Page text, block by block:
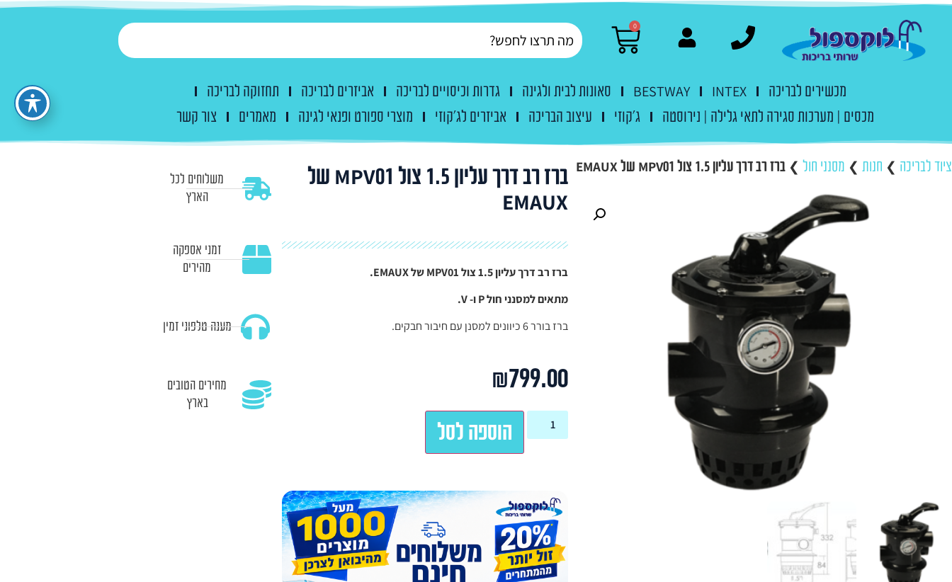
0
מכשירים לבריכה INTEX
BESTWAY סאונות לבית ולגינה גדרות וכיסויים לבריכה אביזרים לבריכה
תחזוקה לבריכה
מכסים | מערכות סגירה לתאי גלילה | נירוסטה
ג'קוזי עיצוב הבריכה אביזרים לג'קוזי מוצרי ספורט ופנאי לגינה מאמרים צור קשר
ציוד לבריכה ❯ חנות ❯ מסנני חול ❯ ברז רב דרך עליון 1.5 צול MPV01 של EMAUX
ברז רב דרך עליון 1.5 צול MPV01 של
EMAUX
ברז רב דרך עליון 1.5 צול MPV01 של EMAUX.
מתאים למסנני חול P ו- V.
ברז בורר 6 כיוונים למסנן עם חיבור חבקים.
₪799.00
הוספה לסל
משלוחים לכל
הארץ
זמני אספקה
מהירים
מענה טלפוני זמין
מחירים הטובים
בארץ